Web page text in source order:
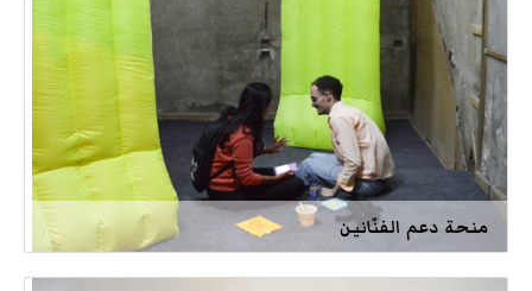
منحة دعم الفنّانين